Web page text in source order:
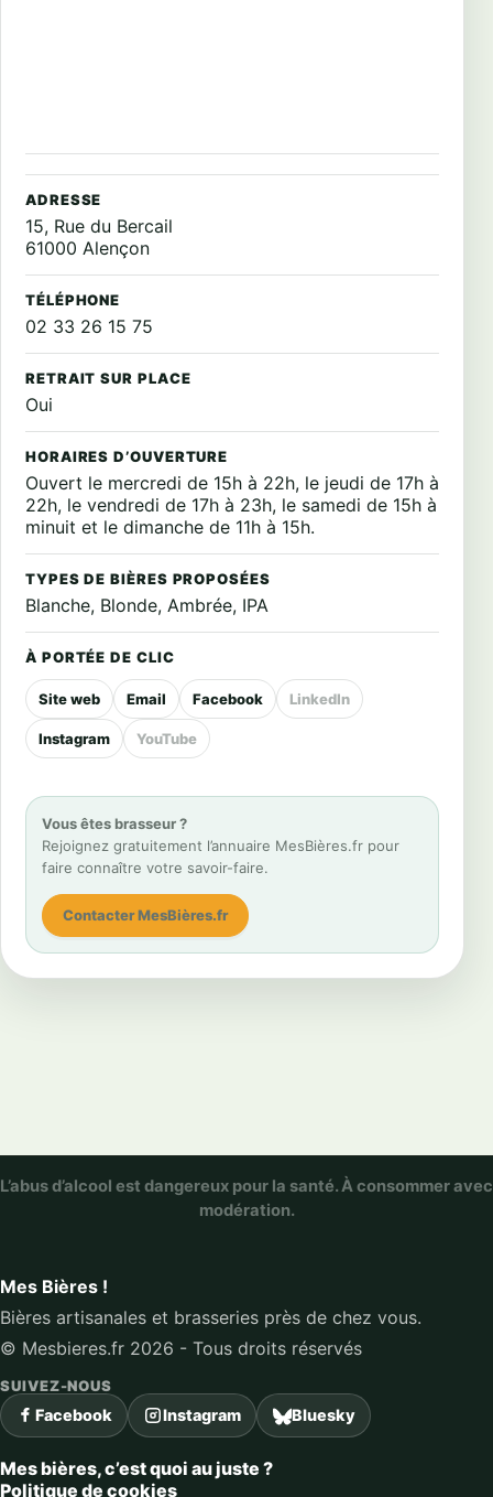
ADRESSE
15, Rue du Bercail
61000 Alençon
TÉLÉPHONE
02 33 26 15 75
RETRAIT SUR PLACE
Oui
HORAIRES D’OUVERTURE
Ouvert le mercredi de 15h à 22h, le jeudi de 17h à
22h, le vendredi de 17h à 23h, le samedi de 15h à
minuit et le dimanche de 11h à 15h.
TYPES DE BIÈRES PROPOSÉES
Blanche, Blonde, Ambrée, IPA
À PORTÉE DE CLIC
Site web Email Facebook LinkedIn
Instagram YouTube
Vous êtes brasseur ?
Rejoignez gratuitement l’annuaire MesBières.fr pour
faire connaître votre savoir-faire.
Contacter MesBières.fr
L’abus d’alcool est dangereux pour la santé. À consommer avec
modération.
Mes Bières !
Bières artisanales et brasseries près de chez vous.
© Mesbieres.fr 2026 - Tous droits réservés
SUIVEZ-NOUS
Facebook Instagram Bluesky
Mes bières, c’est quoi au juste ?
Politique de cookies